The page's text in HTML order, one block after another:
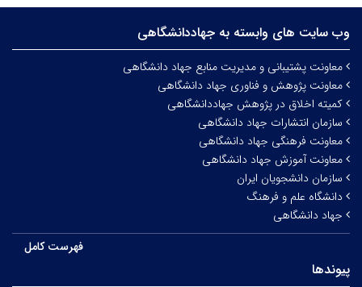
وب سایت های وابسته به جهاددانشگاهی
معاونت پشتیبانی و مدیریت منابع جهاد دانشگاهی
معاونت پژوهش و فناوری جهاد دانشگاهی
کمیته اخلاق در پژوهش جهاددانشگاهی
سازمان انتشارات جهاد دانشگاهی
معاونت فرهنگی جهاد دانشگاهی
معاونت آموزش جهاد دانشگاهی
سازمان دانشجویان ایران
دانشگاه علم و فرهنگ
جهاد دانشگاهی
فهرست کامل
پیوندها